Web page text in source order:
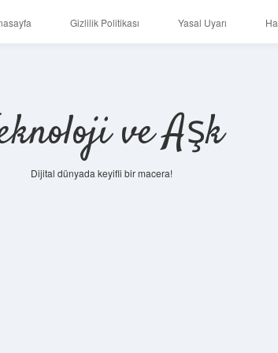
Gizlilik Politikası Yasal Uyarı
ve Aşk
Dijital dünyada keyifli bir macera!